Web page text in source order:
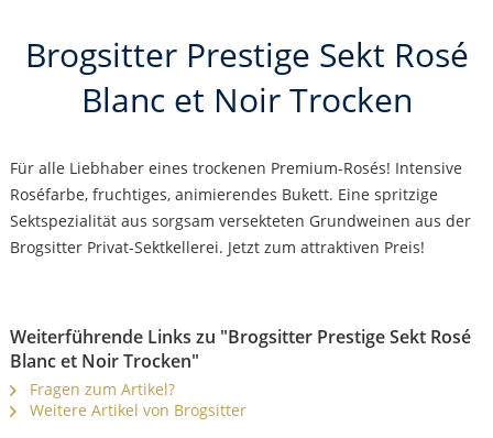
Brogsitter Prestige Sekt Rosé
Blanc et Noir Trocken
Für alle Liebhaber eines trockenen Premium-Rosés! Intensive
Roséfarbe, fruchtiges, animierendes Bukett. Eine spritzige
Sektspezialität aus sorgsam versekteten Grundweinen aus der
Brogsitter Privat-Sektkellerei. Jetzt zum attraktiven Preis!
Weiterführende Links zu "Brogsitter Prestige Sekt Rosé
Blanc et Noir Trocken"
Fragen zum Artikel?
Weitere Artikel von Brogsitter